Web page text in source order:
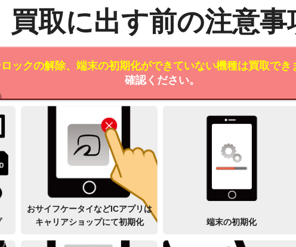
買取に出す前の注意事
ックの解除、端末の初期化ができていない機種は買取でき
確認ください。
おサイフケータイなどICアプリは
キャリアショップにて初期化
端末の初期化